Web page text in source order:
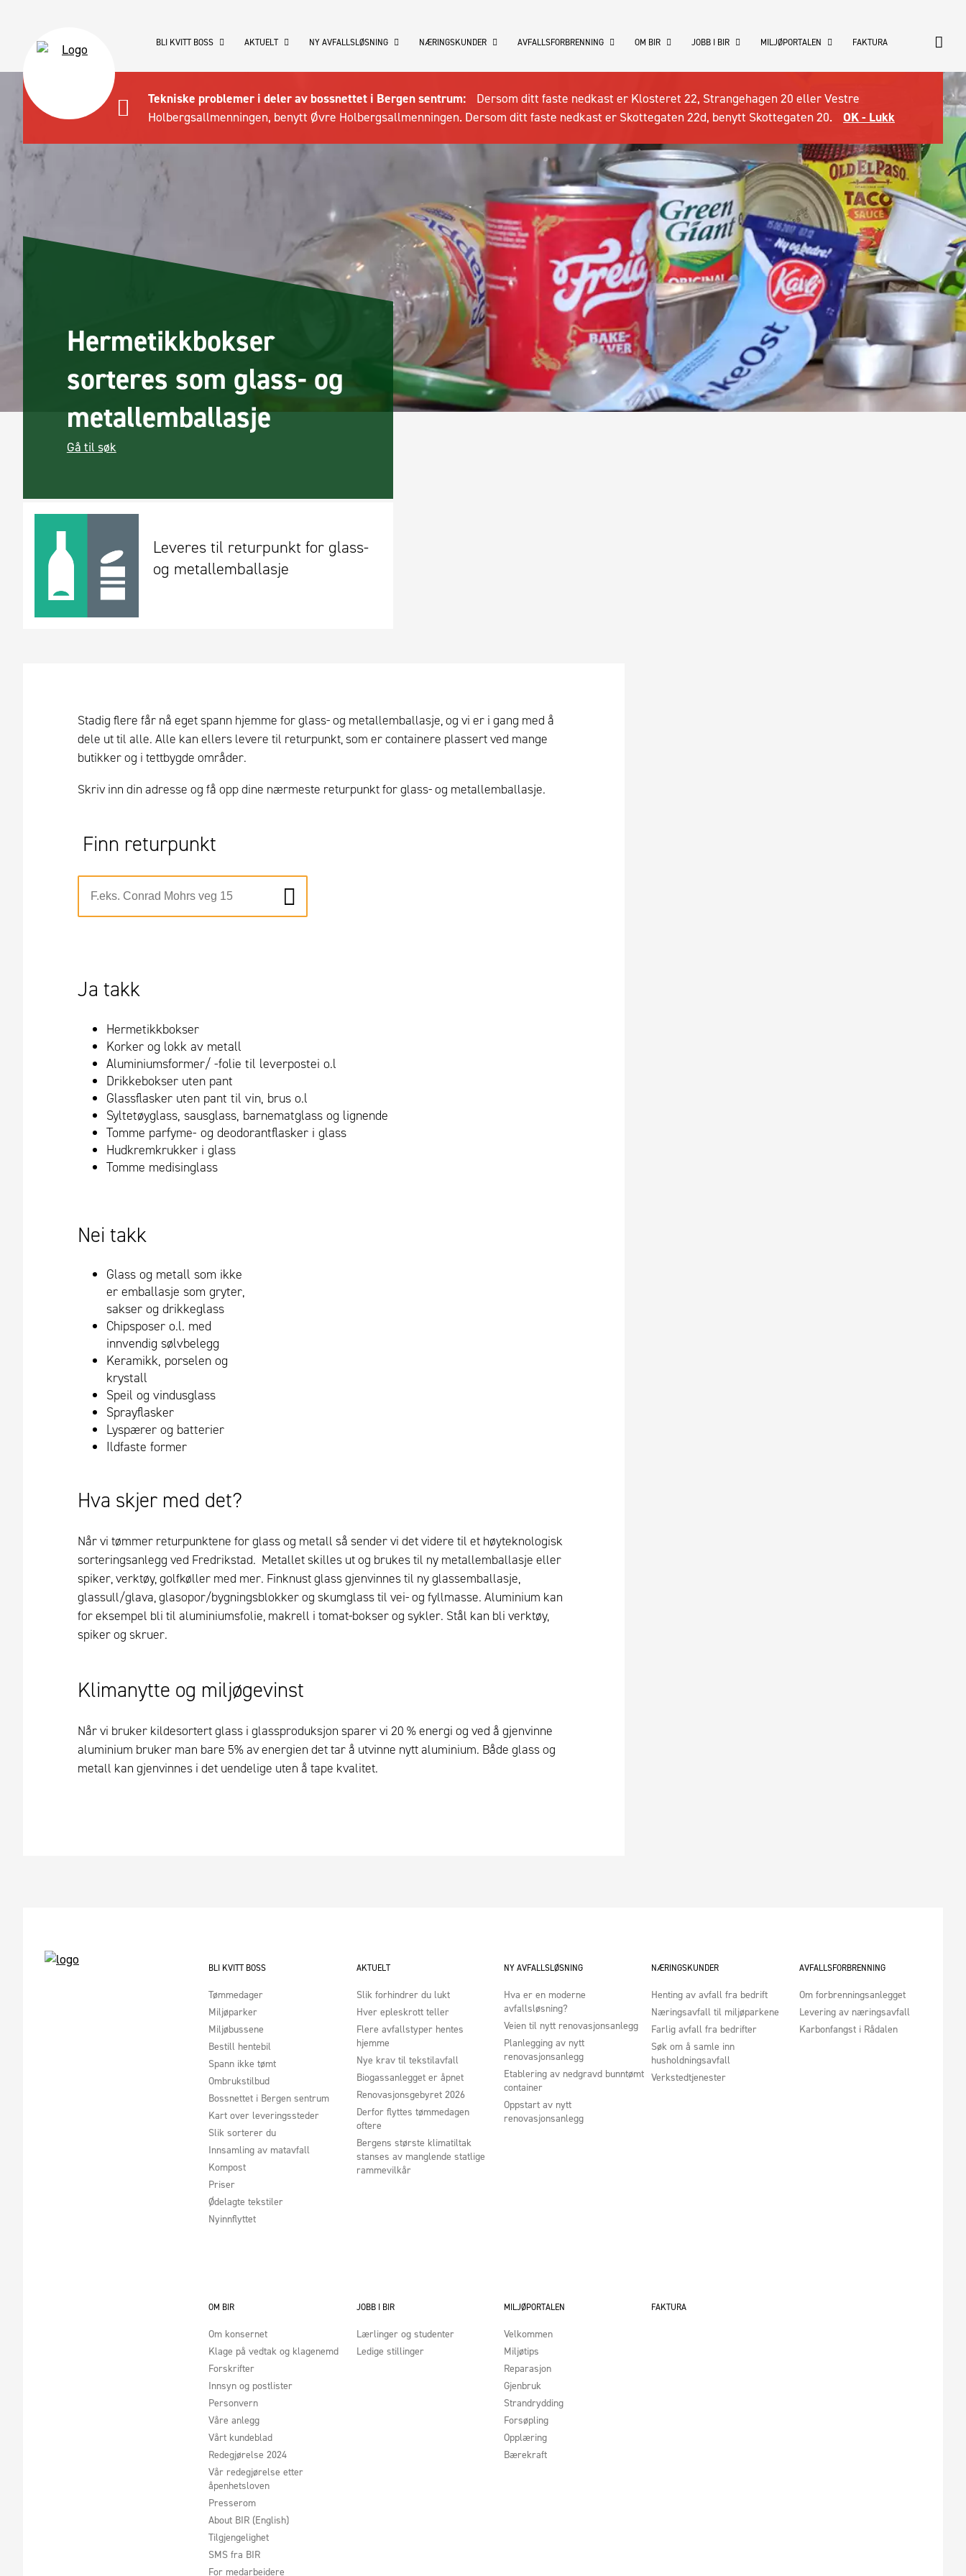
Tekniske problemer i deler av bossnettet i Bergen sentrum:
Dersom ditt faste nedkast er Klosteret 22, Strangehagen 20 eller Vestre
Holbergsallmenningen, benytt Øvre Holbergsallmenningen. Dersom ditt faste nedkast er Skottegaten 22d, benytt Skottegaten 20.
OK - Lukk
BLI KVITT BOSS AKTUELT NY AVFALLSLØSNING NÆRINGSKUNDER AVFALLSFORBRENNING OM BIR JOBB I BIR MILJØPORTALEN FAKTURA
Hermetikkbokser
sorteres som glass- og
metallemballasje
Gå til søk
Leveres til returpunkt for glass-
og metallemballasje
Stadig flere får nå eget spann hjemme for glass- og metallemballasje, og vi er i gang med å
dele ut til alle. Alle kan ellers levere til returpunkt, som er containere plassert ved mange
butikker og i tettbygde områder.
Skriv inn din adresse og få opp dine nærmeste returpunkt for glass- og metallemballasje.
Finn returpunkt
Ja takk
Hermetikkbokser
Korker og lokk av metall
Aluminiumsformer/ -folie til leverpostei o.l
Drikkebokser uten pant
Glassflasker uten pant til vin, brus o.l
Syltetøyglass, sausglass, barnematglass og lignende
Tomme parfyme- og deodorantflasker i glass
Hudkremkrukker i glass
Tomme medisinglass
Nei takk
Glass og metall som ikke
er emballasje som gryter,
sakser og drikkeglass
Chipsposer o.l. med
innvendig sølvbelegg
Keramikk, porselen og
krystall
Speil og vindusglass
Sprayflasker
Lyspærer og batterier
Ildfaste former
Hva skjer med det?
Når vi tømmer returpunktene for glass og metall så sender vi det videre til et høyteknologisk
sorteringsanlegg ved Fredrikstad. Metallet skilles ut og brukes til ny metallemballasje eller
spiker, verktøy, golfkøller med mer. Finknust glass gjenvinnes til ny glassemballasje,
glassull/glava, glasopor/bygningsblokker og skumglass til vei- og fyllmasse. Aluminium kan
for eksempel bli til aluminiumsfolie, makrell i tomat-bokser og sykler. Stål kan bli verktøy,
spiker og skruer.
Klimanytte og miljøgevinst
Når vi bruker kildesortert glass i glassproduksjon sparer vi 20 % energi og ved å gjenvinne
aluminium bruker man bare 5% av energien det tar å utvinne nytt aluminium. Både glass og
metall kan gjenvinnes i det uendelige uten å tape kvalitet.
BLI KVITT BOSS
Tømmedager
Miljøparker
Miljøbussene
Bestill hentebil
Spann ikke tømt
Ombrukstilbud
Bossnettet i Bergen sentrum
Kart over leveringssteder
Slik sorterer du
Innsamling av matavfall
Kompost
Priser
Ødelagte tekstiler
Nyinnflyttet
AKTUELT
Slik forhindrer du lukt
Hver epleskrott teller
Flere avfallstyper hentes
hjemme
Nye krav til tekstilavfall
Biogassanlegget er åpnet
Renovasjonsgebyret 2026
Derfor flyttes tømmedagen
oftere
Bergens største klimatiltak
stanses av manglende statlige
rammevilkår
NY AVFALLSLØSNING
Hva er en moderne
avfallsløsning?
Veien til nytt renovasjonsanlegg
Planlegging av nytt
renovasjonsanlegg
Etablering av nedgravd bunntømt
container
Oppstart av nytt
renovasjonsanlegg
NÆRINGSKUNDER
Henting av avfall fra bedrift
Næringsavfall til miljøparkene
Farlig avfall fra bedrifter
Søk om å samle inn
husholdningsavfall
Verkstedtjenester
AVFALLSFORBRENNING
Om forbrenningsanlegget
Levering av næringsavfall
Karbonfangst i Rådalen
OM BIR
Om konsernet
Klage på vedtak og klagenemd
Forskrifter
Innsyn og postlister
Personvern
Våre anlegg
Vårt kundeblad
Redegjørelse 2024
Vår redegjørelse etter
åpenhetsloven
Presserom
About BIR (English)
Tilgjengelighet
SMS fra BIR
For medarbeidere
JOBB I BIR
Lærlinger og studenter
Ledige stillinger
MILJØPORTALEN
Velkommen
Miljøtips
Reparasjon
Gjenbruk
Strandrydding
Forsøpling
Opplæring
Bærekraft
FAKTURA